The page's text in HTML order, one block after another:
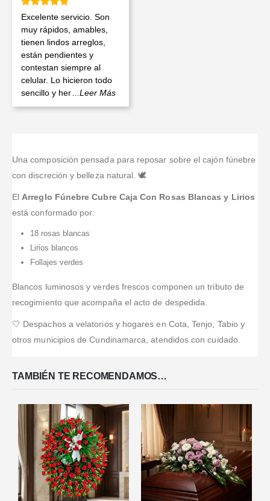
Valorado en 5de 5
Excelente servicio. Son
muy rápidos, amables,
tienen lindos arreglos,
están pendientes y
contestan siempre al
celular. Lo hicieron todo
sencillo y her
...Leer Más
Una composición pensada para reposar sobre el cajón fúnebre
con discreción y belleza natural. 🕊️
El Arreglo Fúnebre Cubre Caja Con Rosas Blancas y Lirios
está conformado por:
18 rosas blancas
Lirios blancos
Follajes verdes
Blancos luminosos y verdes frescos componen un tributo de
recogimiento que acompaña el acto de despedida.
🤍 Despachos a velatorios y hogares en Cota, Tenjo, Tabio y
otros municipios de Cundinamarca, atendidos con cuidado.
TAMBIÉN TE RECOMENDAMOS…